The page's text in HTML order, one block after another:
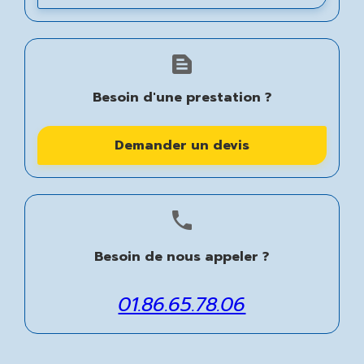
text_snippet
Besoin d'une prestation ?
Demander un devis
phone
Besoin de nous appeler ?
01.86.65.78.06